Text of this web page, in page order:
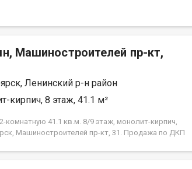
застройщика. Экологически благоприятный
транспортная доступность до других
города. Близость знаковых мест отдыха, досуга и
- заповедник «Столбы», Фанпарк «Бобровый
флоры и фауны «Роев ручей». Благоустроенная
протяженностью 1450 метров вдоль реки
500 метров вдоль реки Базаиха с
транспорта возле ледовой арены. Сеть
и велосипедно-роликовых дорожек по всему
современные лифты. Наземные
Машиностроителей пр-кт,
Ленинский р-н район
кирпич, 8 этаж, 41.1 м²
комнатную 41.1 кв.м. 8/9 этаж, монолит-кирпич,
Машиностроителей пр-кт, 31. Продажа по ДКП